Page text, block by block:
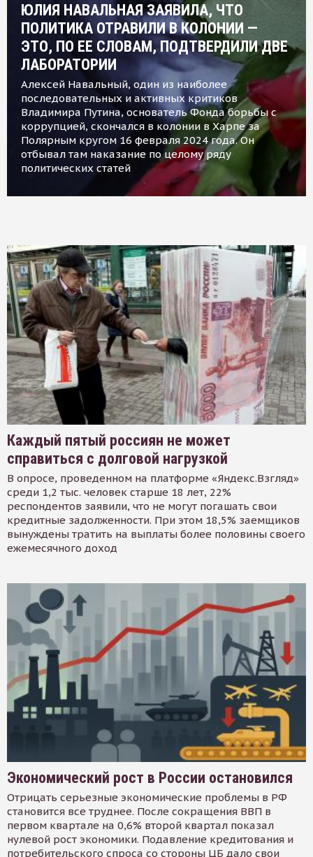
ЮЛИЯ НАВАЛЬНАЯ ЗАЯВИЛА, ЧТО
ПОЛИТИКА ОТРАВИЛИ В КОЛОНИИ —
ЭТО, ПО ЕЕ СЛОВАМ, ПОДТВЕРДИЛИ ДВЕ
ЛАБОРАТОРИИ
Алексей Навальный, один из наиболее
последовательных и активных критиков
Владимира Путина, основатель Фонда борьбы с
коррупцией, скончался в колонии в Харпе за
Полярным кругом 16 февраля 2024 года. Он
отбывал там наказание по целому ряду
политических статей
Каждый пятый россиян не может
справиться с долговой нагрузкой
В опросе, проведенном на платформе «Яндекс.Взгляд»
среди 1,2 тыс. человек старше 18 лет, 22%
респондентов заявили, что не могут погашать свои
кредитные задолженности. При этом 18,5% заемщиков
вынуждены тратить на выплаты более половины своего
ежемесячного доход
Экономический рост в России остановился
Отрицать серьезные экономические проблемы в РФ
становится все труднее. После сокращения ВВП в
первом квартале на 0,6% второй квартал показал
нулевой рост экономики. Подавление кредитования и
потребительского спроса со стороны ЦБ дало свои